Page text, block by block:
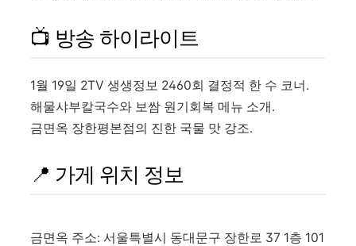
📺 방송 하이라이트
1월 19일 2TV 생생정보 2460회 결정적 한 수 코너.
해물샤부칼국수와 보쌈 원기회복 메뉴 소개.
금면옥 장한평본점의 진한 국물 맛 강조.
📍 가게 위치 정보
금면옥 주소: 서울특별시 동대문구 장한로 37 1층 101